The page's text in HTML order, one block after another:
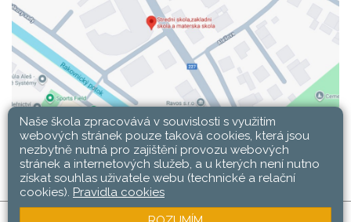
Naše škola zpracovává v souvislosti s využitím
webových stránek pouze taková cookies, která jsou
nezbytně nutná pro zajištění provozu webových
stránek a internetových služeb, a u kterých není nutno
získat souhlas uživatele webu (technické a relační
cookies). Pravidla cookies